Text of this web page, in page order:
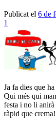
Publicat el 6 de
1
Ja fa dies que
Qui més qui
festa i no li
ràpid que crema!